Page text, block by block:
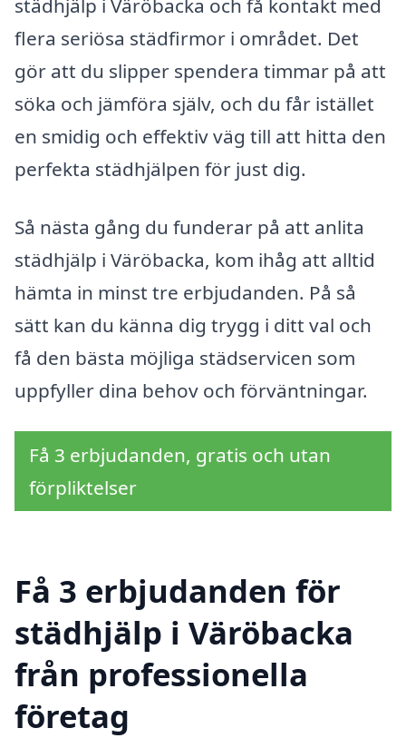
städhjälp i Väröbacka och få kontakt med
flera seriösa städfirmor i området. Det
gör att du slipper spendera timmar på att
söka och jämföra själv, och du får istället
en smidig och effektiv väg till att hitta den
perfekta städhjälpen för just dig.
Så nästa gång du funderar på att anlita
städhjälp i Väröbacka, kom ihåg att alltid
hämta in minst tre erbjudanden. På så
sätt kan du känna dig trygg i ditt val och
få den bästa möjliga städservicen som
uppfyller dina behov och förväntningar.
Få 3 erbjudanden, gratis och utan
förpliktelser
Få 3 erbjudanden för
städhjälp i Väröbacka
från professionella
företag